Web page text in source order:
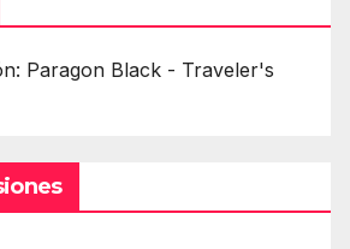
Paragon Black - Traveler's